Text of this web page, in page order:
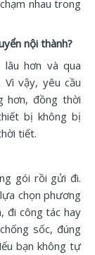
nhau trong
nội thành?
hơn và qua
Vì vậy, yêu cầu
hơn, đồng thời
bị không bị
tiết.
gói rồi gửi đi.
chọn phương
đi công tác hay
sốc, đúng
bạn không tự